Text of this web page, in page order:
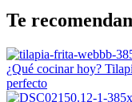
Te
¿Qué cocinar hoy?
perfecto